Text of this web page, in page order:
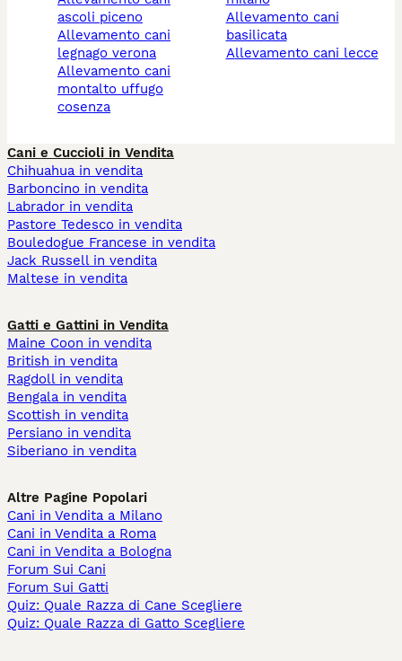
ascoli piceno
allevamento cani
legnago verona
allevamento cani
montalto uffugo
cosenza
allevamento cani
basilicata
allevamento cani lecce
Cani e Cuccioli in Vendita
Chihuahua in vendita
Barboncino in vendita
Labrador in vendita
Pastore Tedesco in vendita
Bouledogue Francese in vendita
Jack Russell in vendita
Maltese in vendita
Gatti e Gattini in Vendita
Maine Coon in vendita
British in vendita
Ragdoll in vendita
Bengala in vendita
Scottish in vendita
Persiano in vendita
Siberiano in vendita
Altre Pagine Popolari
Cani in Vendita a Milano
Cani in Vendita a Roma
Cani in Vendita a Bologna
Forum Sui Cani
Forum Sui Gatti
Quiz: Quale Razza di Cane Scegliere
Quiz: Quale Razza di Gatto Scegliere